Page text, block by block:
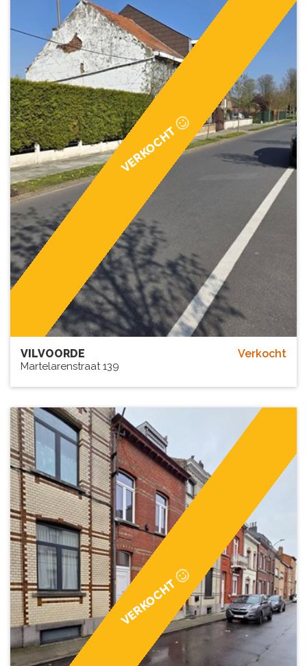
VERKOCHT
Verkocht
VILVOORDE
Martelarenstraat 139
VERKOCHT